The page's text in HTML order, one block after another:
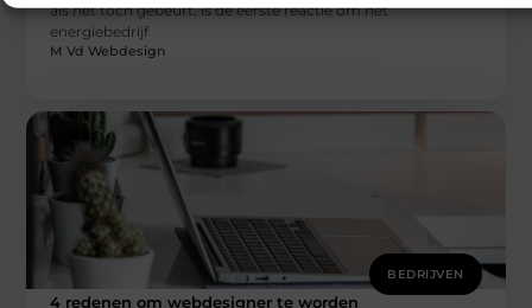
als het toch gebeurt, is de eerste reactie om het
energiebedrijf
M Vd Webdesign
BEDRIJVEN
4 redenen om webdesigner te worden